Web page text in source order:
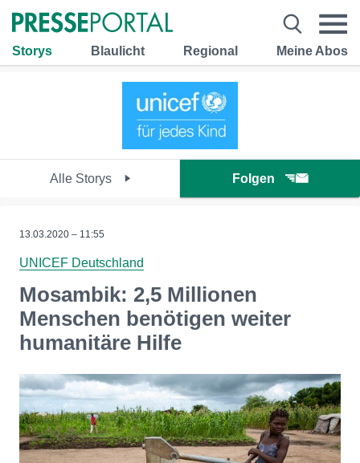
Storys Blaulicht Regional Meine Abos
Alle Storys Folgen
13.03.2020 – 11:55
UNICEF Deutschland
Mosambik: 2,5 Millionen
Menschen benötigen weiter
humanitäre Hilfe